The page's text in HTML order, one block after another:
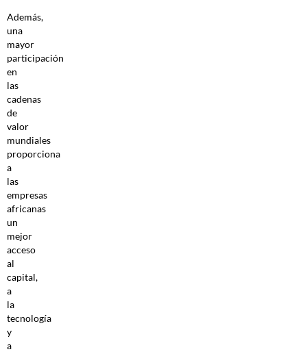
Además,
una
mayor
participación
en
las
cadenas
de
valor
mundiales
proporciona
a
las
empresas
africanas
un
mejor
acceso
al
capital,
a
la
tecnología
y
a